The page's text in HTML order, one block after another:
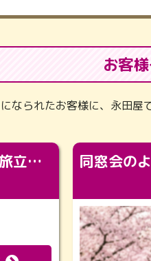
お客
なられたお客様に、永田屋
「カッコよくなって旅立っていってくれました（笑）もっとカッコいいって言ってあげればよかったな」